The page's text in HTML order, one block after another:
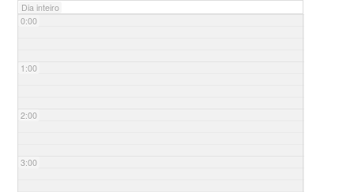
Dia inteiro
0:00
1:00
2:00
3:00